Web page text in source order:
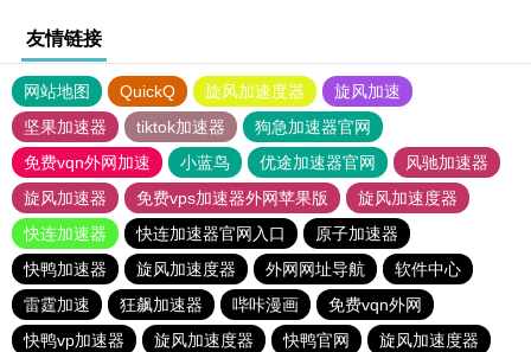
友情链接
网站地图 QuickQ 旋风加速度器
旋风加速
坚果加速器
tiktok加速器
狗急加速器官网
免费vqn外网加速
小蓝鸟 优途加速器官网
风驰加速器
旋风加速器
免费vps加速器外网苹果版
旋风加速度器
快连加速器
快连加速器官网入口
原子加速器
快鸭加速器
旋风加速度器 外网网址导航
软件中心
雷霆加速
狂飙加速器 哔咔漫画
免费vqn外网
快鸭vp加速器
旋风加速度器 快鸭官网
旋风加速度器